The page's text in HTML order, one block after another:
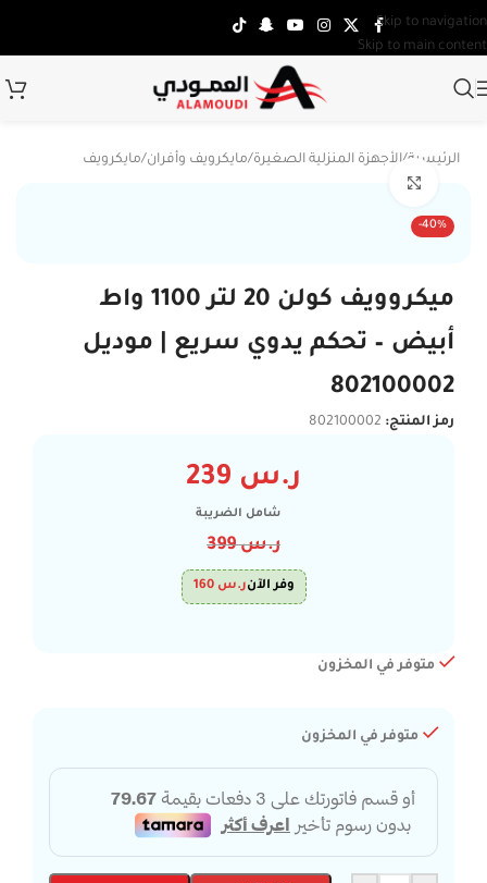
Skip to navigation
Skip to main content
الرئيسية/الأجهزة المنزلية الصغيرة/مايكرويف وأفران/مايكرويف
-40%
ميكروويف كولن 20 لتر 1100 واط
أبيض – تحكم يدوي سريع | موديل
802100002
رمز المنتج: 802100002
ر.س
شامل الضريبة
ر.س399
وفر الآنر.س 160
متوفر في المخزون
متوفر في المخزون